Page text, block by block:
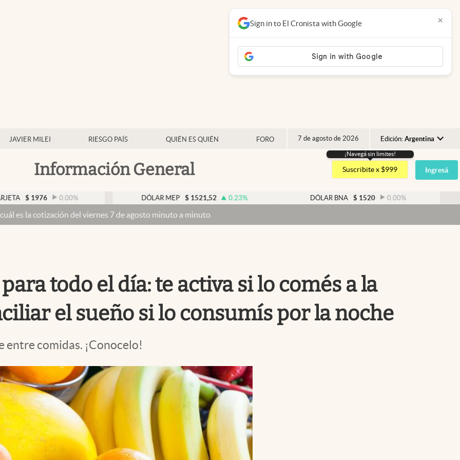
JAVIER MILEI RIESGO PAÍS QUIÉN ES QUIÉN FORO 7 de agosto de 2026 Edición: Argentina
Argentina
España
USA
Información General
¡Navegá sin limites!
Suscribite x $999 Ingresá
0.00 % $ 1521,52 0.23% $ 1520 0.00 %
del viernes 7 de agosto minuto a minuto
Sign in to El Cronista with Google ×
todo el día: te activa si lo comés a la
el sueño si lo consumís por la noche
entre comidas. ¡Conocelo!